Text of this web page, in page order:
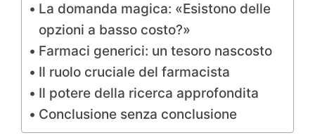
La domanda magica: «Esistono delle
opzioni a basso costo?»
Farmaci generici: un tesoro nascosto
Il ruolo cruciale del farmacista
Il potere della ricerca approfondita
Conclusione senza conclusione